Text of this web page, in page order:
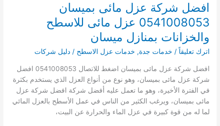
افضل شركة عزل مائى بميسان
0541008053 عزل مائى للاسطح
والخزانات بمنازل ميسان
اترك تعليقاً / خدمات جدة, خدمات عزل الاسطح /دليل شركات
افضل شركة عزل مائى بميسان اضغط للاتصال 0541008053 افضل
شركة عزل مائى بميسان، وهو نوع من أنواع العزل الذي يستخدم بكثرة
في الفترة الأخيرة، وهو ما تعمل عليه أفضل شركة افضل شركة عزل
مائى بميسان، ويرغب الكثير من الناس في عمل الأسطح بالعزل المائي
لما له من قوة كبيرة في عزل الماء والحرارة عن البيت،